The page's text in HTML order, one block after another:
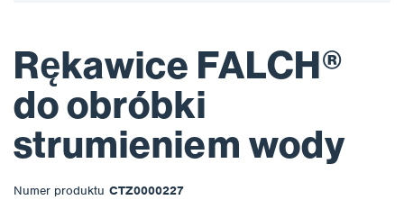
Rękawice FALCH®
do obróbki
strumieniem wody
Numer produktu CTZ0000227